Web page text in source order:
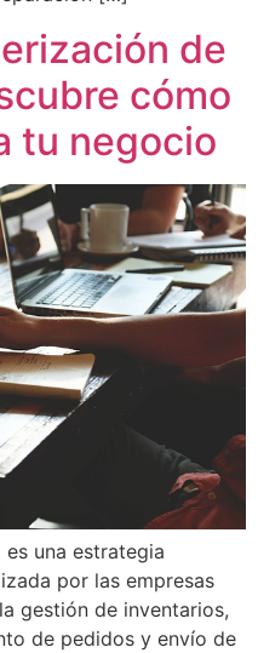
de
cómo
tu negocio
una estrategia
por las empresas
gestión de inventarios,
de pedidos y envío de